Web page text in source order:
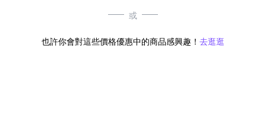
或
也許你會對這些價格優惠中的商品感興趣！ 去逛逛